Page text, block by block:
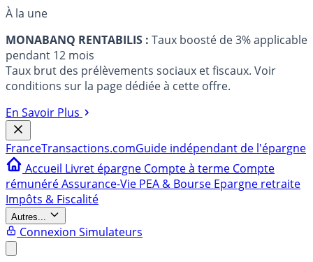
À la une
MONABANQ RENTABILIS : Taux boosté de 3% applicable
pendant 12 mois
Taux brut des prélèvements sociaux et fiscaux. Voir
conditions sur la page dédiée à cette offre.
En Savoir Plus
FranceTransactions.comGuide indépendant de l'épargne
Accueil Livret épargne Compte à terme Compte
rémunéréAssurance-Vie PEA & Bourse Epargne retraite
Impôts & Fiscalité
Autres...
Connexion Simulateurs